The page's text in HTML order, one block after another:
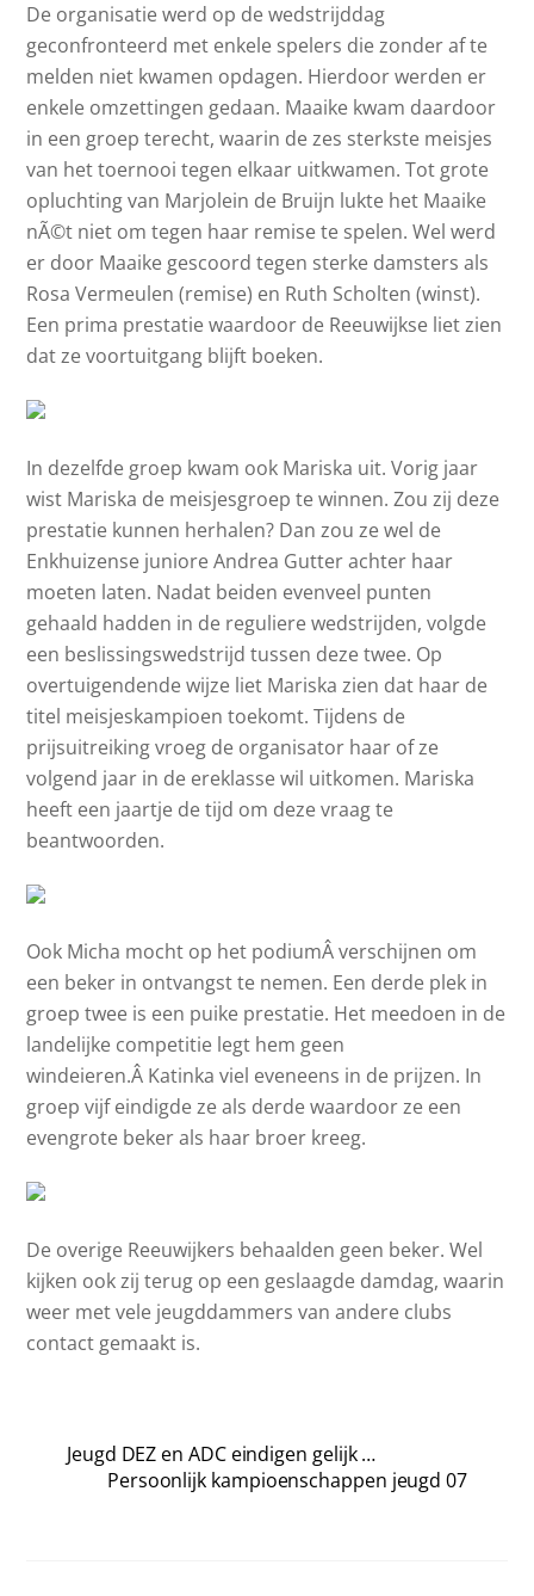
De organisatie werd op de wedstrijddag
geconfronteerd met enkele spelers die zonder af te
melden niet kwamen opdagen. Hierdoor werden er
enkele omzettingen gedaan. Maaike kwam daardoor
in een groep terecht, waarin de zes sterkste meisjes
van het toernooi tegen elkaar uitkwamen. Tot grote
opluchting van Marjolein de Bruijn lukte het Maaike
nÃ©t niet om tegen haar remise te spelen. Wel werd
er door Maaike gescoord tegen sterke damsters als
Rosa Vermeulen (remise) en Ruth Scholten (winst).
Een prima prestatie waardoor de Reeuwijkse liet zien
dat ze voortuitgang blijft boeken.
In dezelfde groep kwam ook Mariska uit. Vorig jaar
wist Mariska de meisjesgroep te winnen. Zou zij deze
prestatie kunnen herhalen? Dan zou ze wel de
Enkhuizense juniore Andrea Gutter achter haar
moeten laten. Nadat beiden evenveel punten
gehaald hadden in de reguliere wedstrijden, volgde
een beslissingswedstrijd tussen deze twee. Op
overtuigendende wijze liet Mariska zien dat haar de
titel meisjeskampioen toekomt. Tijdens de
prijsuitreiking vroeg de organisator haar of ze
volgend jaar in de ereklasse wil uitkomen. Mariska
heeft een jaartje de tijd om deze vraag te
beantwoorden.
Ook Micha mocht op het podiumÂ verschijnen om
een beker in ontvangst te nemen. Een derde plek in
groep twee is een puike prestatie. Het meedoen in de
landelijke competitie legt hem geen
windeieren.Â Katinka viel eveneens in de prijzen. In
groep vijf eindigde ze als derde waardoor ze een
evengrote beker als haar broer kreeg.
De overige Reeuwijkers behaalden geen beker. Wel
kijken ook zij terug op een geslaagde damdag, waarin
weer met vele jeugddammers van andere clubs
contact gemaakt is.
Jeugd DEZ en ADC eindigen gelijk …
Persoonlijk kampioenschappen jeugd 07